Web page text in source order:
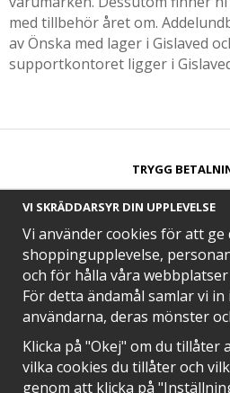
med tillbehör året om.
av Önska med lager i Gislaved
supportkontoret ligger i
TRYGG
SNABB
EN DEL AV
VI SKRÄDDARSYR DIN UPPLEVELSE
Vi använder cookies för att
shoppingupplevelse,
och för hålla våra
För detta ändamål samlar vi
användarna, deras mönster
Klicka på "Okej" om du tillåter
vilka cookies du tillåter och
genom att klicka på